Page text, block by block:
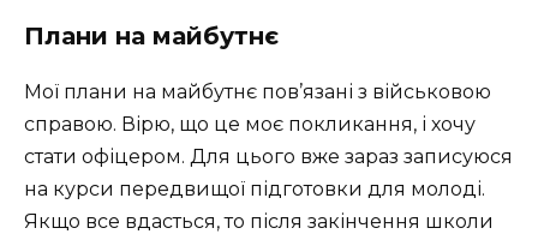
Плани на майбутнє
Мої плани на майбутнє пов’язані з військовою
справою. Вірю, що це моє покликання, і хочу
стати офіцером. Для цього вже зараз записуюся
на курси передвищої підготовки для молоді.
Якщо все вдасться, то після закінчення школи